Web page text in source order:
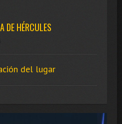
DE HÉRCULES
del lugar